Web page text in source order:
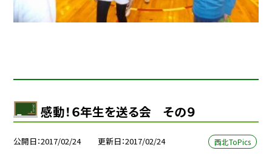
感動！６年生を送る会 その９
公開日 2017/02/24 更新日 2017/02/24 西北ToPics